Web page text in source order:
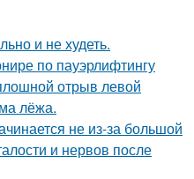
и не худеть.
по пауэрлифтингу
отрыв левой
лёжа.
не из-за большой
и нервов после